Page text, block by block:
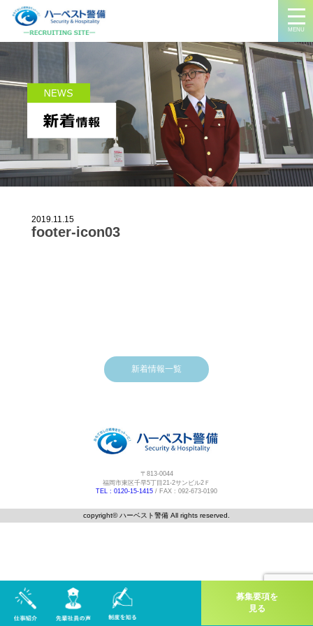
MENU
2019.11.15
footer-icon03
新着情報一覧
〒813-0044
福岡市東区千早5丁目21-2サンビル2Ｆ
TEL : 0120-15-1415 / FAX : 092-673-0190
copyright©️ ハーベスト警備 All rights reserved.
募集要項を
見る